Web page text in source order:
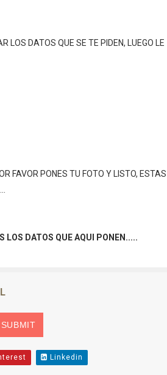
LOS DATOS QUE SE TE PIDEN, LUEGO LE
FAVOR PONES TU FOTO Y LISTO, ESTAS
LOS DATOS QUE AQUI PONEN.....
Linkedin